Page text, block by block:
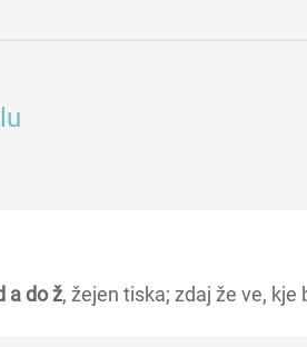
a do ž, žejen tiska; zdaj že ve,